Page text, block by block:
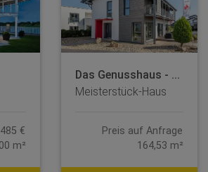
€
m²
Das Genusshaus - ...
Meisterstück-Haus
Preis auf Anfrage
164,53 m²